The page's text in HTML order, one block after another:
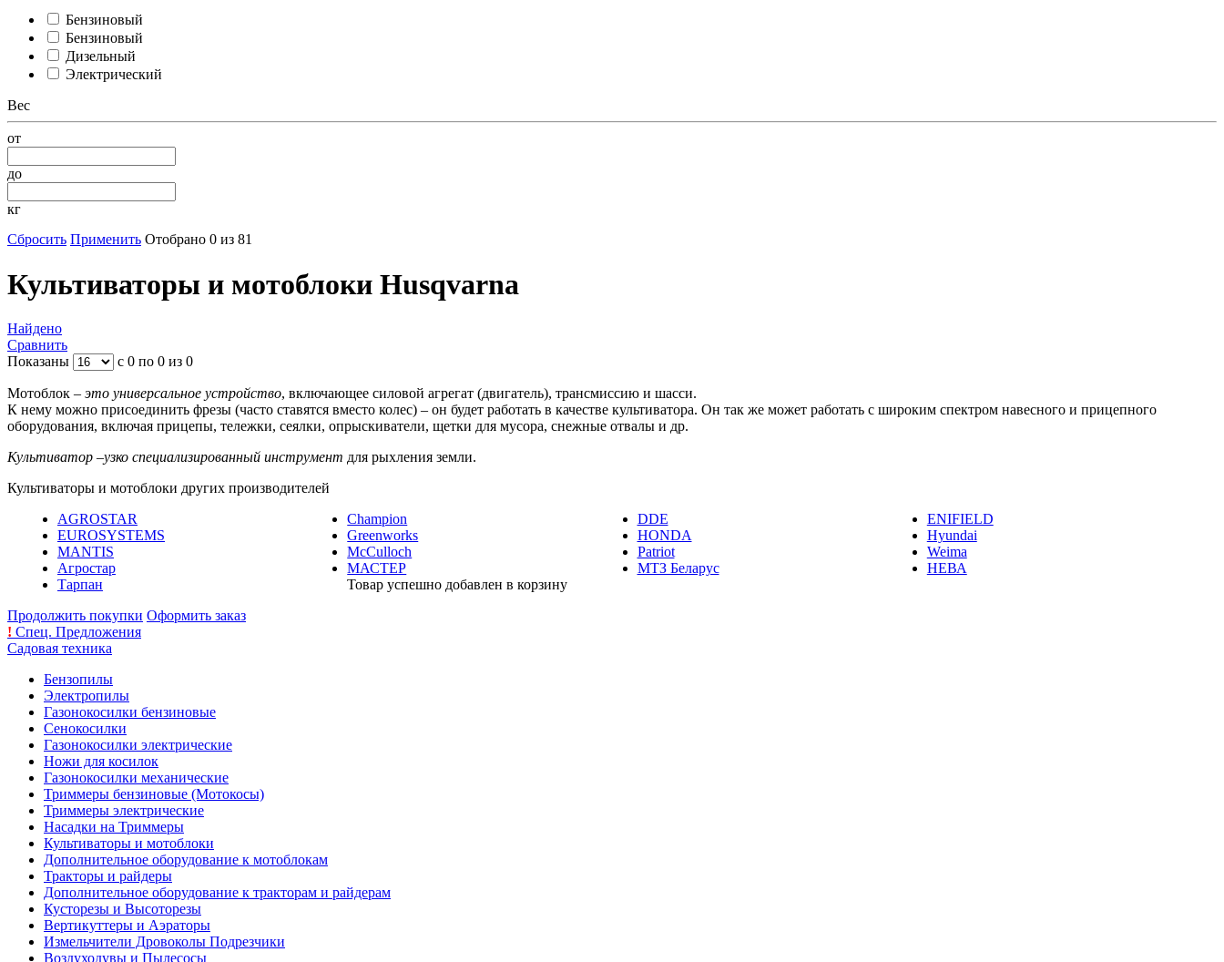
Бензиновый
Бензиновый
Дизельный
Электрический
Вес
от
до
кг
Сбросить Применить Отобрано 0 из 81
Культиваторы и мотоблоки Husqvarna
Найдено
Сравнить
Показаны
с 0 по 0 из 0
Мотоблок – это универсальное устройство, включающее силовой агрегат (двигатель), трансмиссию и шасси.
К нему можно присоединить фрезы (часто ставятся вместо колес) – он будет работать в качестве культиватора. Он так же может работать с широким спектром навесного и прицепного
оборудования, включая прицепы, тележки, сеялки, опрыскиватели, щетки для мусора, снежные отвалы и др.
Культиватор –узко специализированный инструмент для рыхления земли.
Культиваторы и мотоблоки других производителей
AGROSTAR
Champion DDE
ENIFIELD
EUROSYSTEMS
Greenworks HONDA
Hyundai
MANTIS
McCulloch Patriot
Weima
Агростар
МАСТЕР МТЗ Беларус
НЕВА
Тарпан
Товар успешно добавлен в корзину
Продолжить покупки Оформить заказ
! Спец. Предложения
Садовая техника
Бензопилы
Электропилы
Газонокосилки бензиновые
Сенокосилки
Газонокосилки электрические
Ножи для косилок
Газонокосилки механические
Триммеры бензиновые (Мотокосы)
Триммеры электрические
Насадки на Триммеры
Культиваторы и мотоблоки
Дополнительное оборудование к мотоблокам
Тракторы и райдеры
Дополнительное оборудование к тракторам и райдерам
Кусторезы и Высоторезы
Вертикуттеры и Аэраторы
Измельчители Дровоколы Подрезчики
Воздуходувы и Пылесосы